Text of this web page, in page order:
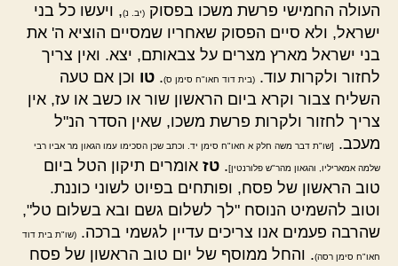
העולה החמישי פרשת משכו בפסוק (יב. נ), ויעשו כל בני
ישראל, ולא סיים הפסוק שאחריו שמסיים הוציא ה' את
בני ישראל מארץ מצרים על צבאותם, יצא. ואין צריך
לחזור ולקרות עוד. (בית דוד חאו"ח סימן ס). טו וכן אם טעה
השליח צבור וקרא ביום הראשון שור או כשב או עז, אין
צריך לחזור ולקרות פרשת משכו, שאין הסדר הנ"ל
מעכב.
[שו"ת דבר משה חלק א חאו"ח סימן יד. וכתב שכן הסכימו עמו הגאון מר אביו רבי
שלמה אמאריליו, והגאון מהר"ש פלורנטין]. טז אומרים תיקון הטל ביום
טוב הראשון של פסח, ופותחים בפיוט לשוני כוננת.
וטוב להשמיט הנוסח "לך לשלום גשם ובא בשלום טל",
שהרבה פעמים אנו צריכים עדיין לגשמי ברכה. (שו"ת בית דוד
חאו"ח סימן רסה). והחל ממוסף של יום טוב הראשון של פסח